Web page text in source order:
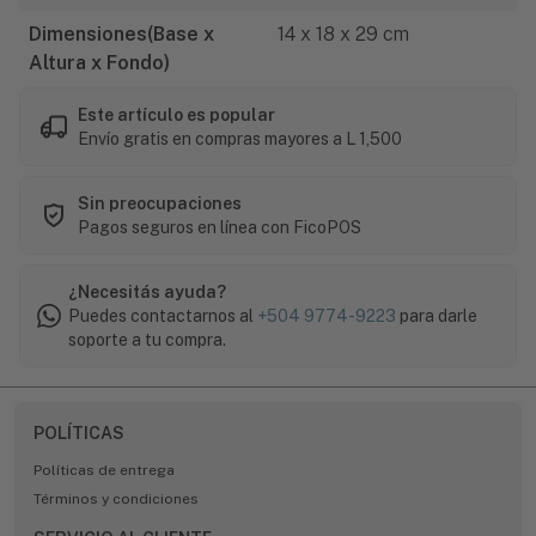
Dimensiones(Base x
Altura x Fondo)
14 x 18 x 29 cm
Este artículo es popular
Envío gratis en compras mayores a L 1,500
Sin preocupaciones
Pagos seguros en línea con FicoPOS
¿Necesitás ayuda?
Puedes contactarnos al +504 9774-9223 para darle
soporte a tu compra.
POLÍTICAS
Políticas de entrega
Términos y condiciones